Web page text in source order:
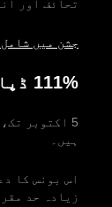
تحائف اور
جشن میں
111% ڈپازٹ بوسٹ اَن لاک ہو گیا
ہیں۔
اس بونس کا
زیادہ حد